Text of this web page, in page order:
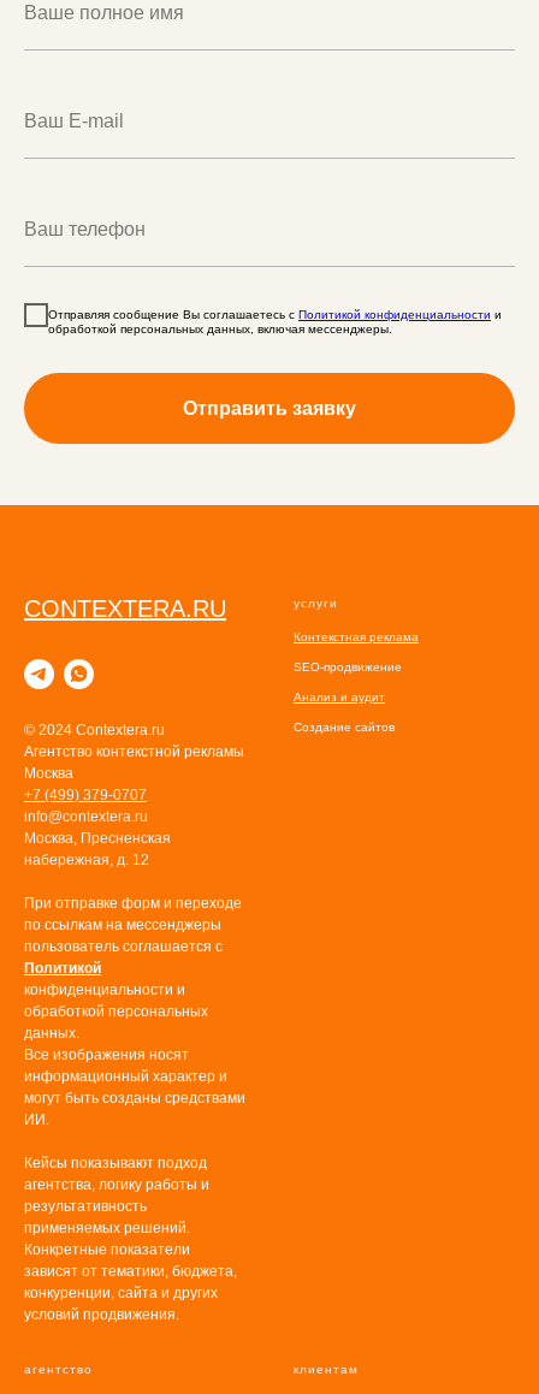
Отправляя сообщение Вы соглашаетесь с Политикой конфиденциальности и
обработкой персональных данных, включая мессенджеры.
Отправить заявку
СONTEXTERA.RU
© 2024 Сontextera.ru
Агентство контекстной рекламы
Москва
+7 (499) 379-0707
info@contextera.ru
Москва, Пресненская
набережная, д. 12
При отправке форм и переходе
по ссылкам на мессенджеры
пользователь соглашается с
Политикой
конфиденциальности и
обработкой персональных
данных.
Все изображения носят
информационный характер и
могут быть созданы средствами
ИИ.
Кейсы показывают подход
агентства, логику работы и
результативность
применяемых решений.
Конкретные показатели
зависят от тематики, бюджета,
конкуренции, сайта и других
условий продвижения.
услуги
Контекстная реклама
SEO-продвижение
Анализ и аудит
Создание сайтов
агентство клиентам